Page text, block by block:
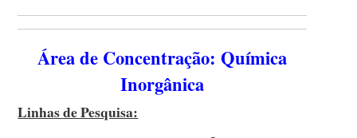
Área de Concentração: Química
Inorgânica
Linhas de Pesquisa: